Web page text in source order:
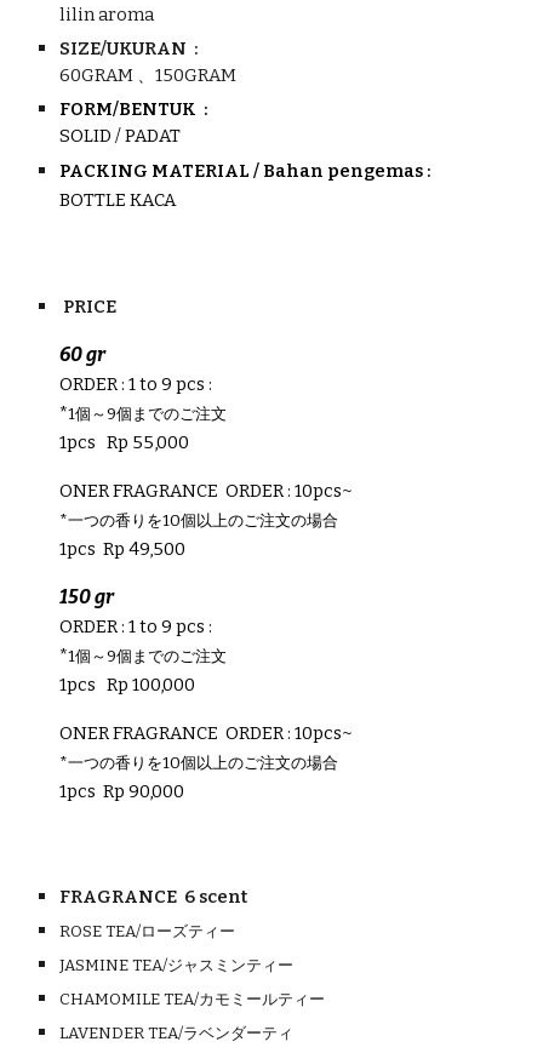
lilin aroma
SIZE/UKURAN :
60GRAM 、150GRAM
FORM/BENTUK :
SOLID / PADAT
PACKING MATERIAL / Bahan pengemas :
BOTTLE KACA
PRICE
60 gr
ORDER : 1 to 9 pcs :
*1個～9個までのご注文
1pcs Rp 55,000
ONER FRAGRANCE ORDER : 10pcs~
*一つの香りを10個以上のご注文の場合
1pcs Rp49,500
150gr
ORDER : 1 to 9 pcs :
*1個～9個までのご注文
1pcs Rp100,000
ONER FRAGRANCE ORDER : 10pcs~
*一つの香りを10個以上のご注文の場合
1pcs Rp90,000
FRAGRANCE 6 scent
ROSE TEA/ローズティー
JASMINE TEA/ジャスミンティー
CHAMOMILE TEA/カモミールティー
LAVENDER TEA/ラベンダーティ